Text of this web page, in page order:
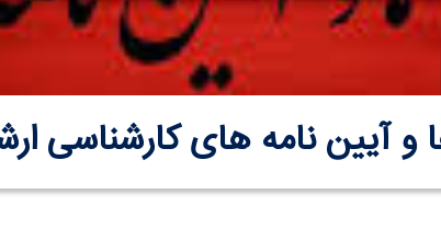
و آیین نامه های کارشناسی